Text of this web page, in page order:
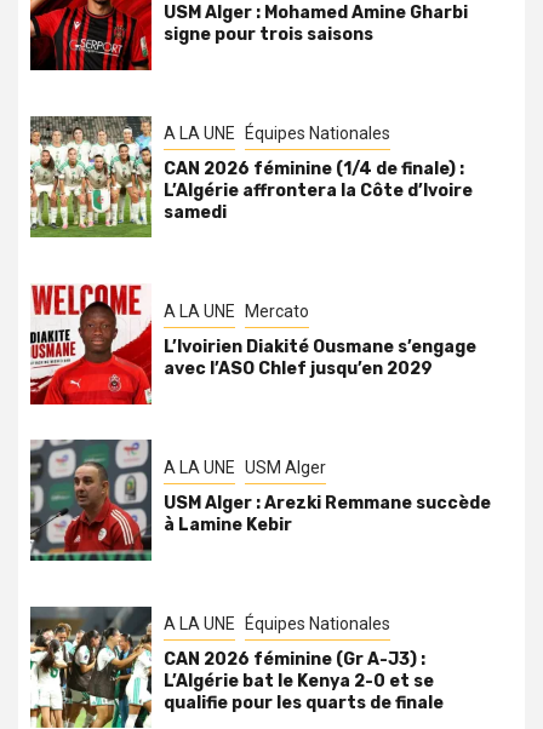
USM Alger : Mohamed Amine Gharbi
signe pour trois saisons
A LA UNE Équipes Nationales
CAN 2026 féminine (1/4 de finale) :
L’Algérie affrontera la Côte d’Ivoire
samedi
A LA UNE Mercato
L’Ivoirien Diakité Ousmane s’engage
avec l’ASO Chlef jusqu’en 2029
A LA UNE USM Alger
USM Alger : Arezki Remmane succède
à Lamine Kebir
A LA UNE Équipes Nationales
CAN 2026 féminine (Gr A-J3) :
L’Algérie bat le Kenya 2-0 et se
qualifie pour les quarts de finale